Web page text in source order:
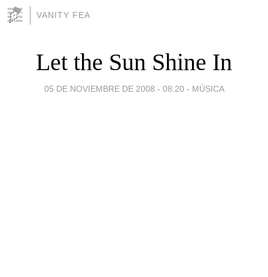
VANITY FEA
Let the Sun Shine In
05 DE NOVIEMBRE DE 2008 - 08:20 - MÚSICA